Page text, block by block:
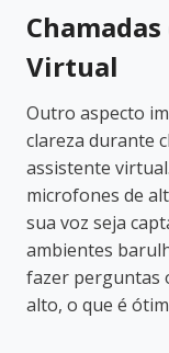
Virtual
Outro aspecto
clareza durante
assistente
microfones de
sua voz seja
ambientes
fazer perguntas
alto, o que é